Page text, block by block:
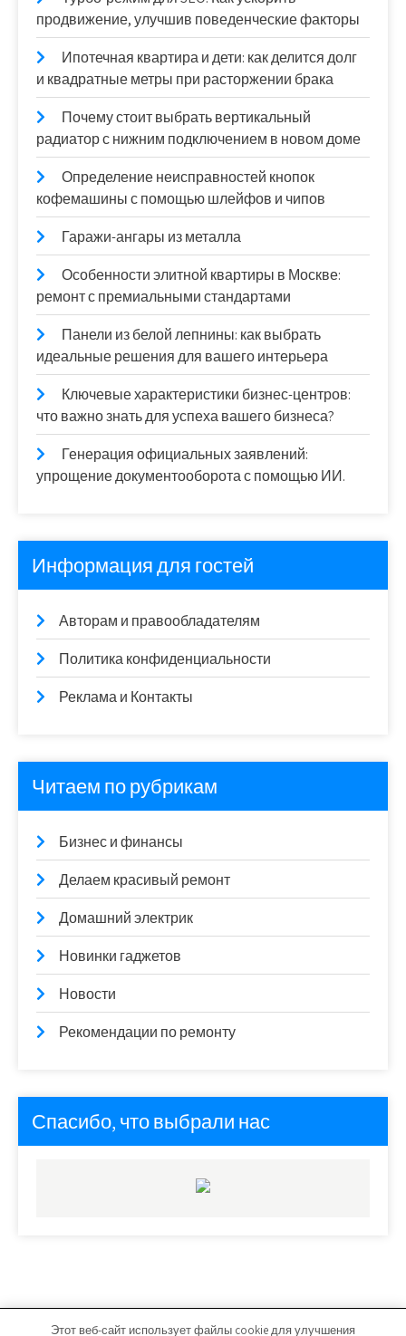
продвижение, улучшив поведенческие факторы
Ипотечная квартира и дети: как делится долг
и квадратные метры при расторжении брака
Почему стоит выбрать вертикальный
радиатор с нижним подключением в новом доме
Определение неисправностей кнопок
кофемашины с помощью шлейфов и чипов
Гаражи-ангары из металла
Особенности элитной квартиры в Москве:
ремонт с премиальными стандартами
Панели из белой лепнины: как выбрать
идеальные решения для вашего интерьера
Ключевые характеристики бизнес-центров:
что важно знать для успеха вашего бизнеса?
Генерация официальных заявлений:
упрощение документооборота с помощью ИИ.
Информация для гостей
Авторам и правообладателям
Политика конфиденциальности
Реклама и Контакты
Читаем по рубрикам
Бизнес и финансы
Делаем красивый ремонт
Домашний электрик
Новинки гаджетов
Новости
Рекомендации по ремонту
Спасибо, что выбрали нас
Этот веб-сайт использует файлы cookie для улучшения